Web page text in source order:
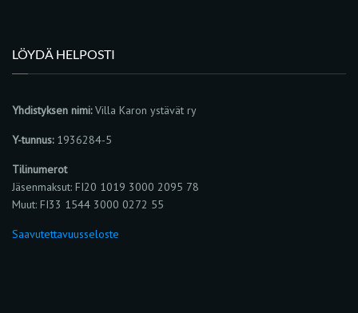
LÖYDÄ HELPOSTI
Yhdistyksen nimi:Villa Karon ystävät ry
Y-tunnus:1936284-5
Tilinumerot
Jäsenmaksut: FI20 1019 3000 2095 78
Muut: FI33 1544 3000 0272 55
Saavutettavuusseloste